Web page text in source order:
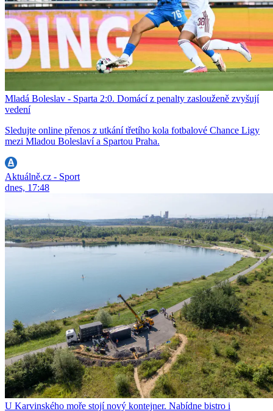
Mladá Boleslav - Sparta 2:0. Domácí z penalty zaslouženě zvyšují
vedení
Sledujte online přenos z utkání třetího kola fotbalové Chance Ligy
mezi Mladou Boleslaví a Spartou Praha.
Aktuálně.cz - Sport
dnes, 17:48
U Karvinského moře stojí nový kontejner. Nabídne bistro i